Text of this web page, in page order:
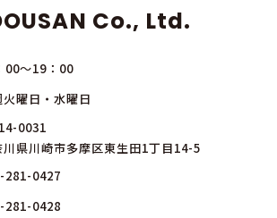
Co., Ltd.
00～19：00
火曜日・水曜日
0031
川県川崎市多摩区東生田1丁目14-5
281-0427
281-0428